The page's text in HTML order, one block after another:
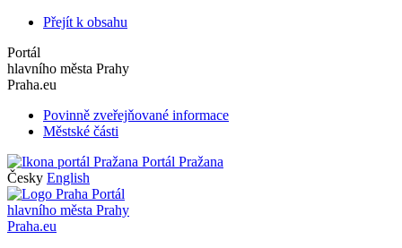
Přejít k obsahu
Portál
hlavního města Prahy
Praha.eu
Povinně zveřejňované informace
Městské části
Portál Pražana
Česky English
Portál
hlavního města Prahy
Praha.eu